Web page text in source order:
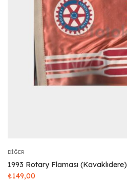
DIĞER
1993 Rotary Flaması (Kavaklıdere)
₺149,00